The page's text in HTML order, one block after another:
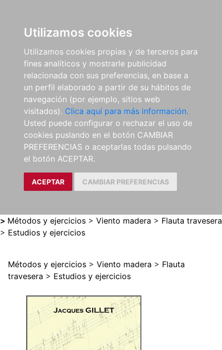
Utilizamos cookies
Utilizamos cookies propias y de terceros para
fines analíticos y mostrarle publicidad
relacionada con sus preferencias, en base a
un perfil elaborado a partir de su hábitos de
navegación (por ejemplo, sitios web
visitados). Clica aquí para más información.
Usted puede configurar o rechazar el uso de
cookies puslando en el botón CAMBIAR
PREFERENCIAS o aceptarlas todas pulsando
el botón ACEPTAR.
ACEPTAR CAMBIAR PREFERENCIAS
> Métodos y ejercicios > Viento madera > Flauta travesera
> Estudios y ejercicios
Métodos y ejercicios > Viento madera > Flauta
travesera > Estudios y ejercicios